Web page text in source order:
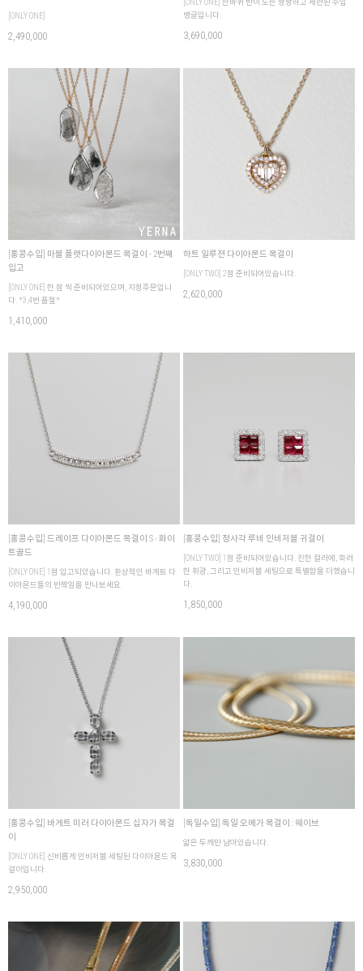
[ONLY ONE]
2,490,000
[ONLY ONE] 한바퀴 반이 도는 짱짱하고 세련된 수입
뱅글입니다.
3,690,000
[홍콩수입] 마블 플랫다이아몬드 목걸이 - 2번째
입고
[ONLY ONE] 한 점 씩 준비되어있으며, 지정주문입니
다. *3,4번 품절*
1,410,000
하트 일루젼 다이아몬드 목걸이
[ONLY TWO] 2점 준비되어있습니다.
2,620,000
[홍콩수입] 드레이프 다이아몬드 목걸이 S - 화이
트골드
[ONLY ONE] 1점 입고되었습니다. 환상적인 바게트 다
이아몬드들의 반짝임을 만나보세요.
4,190,000
[홍콩수입] 정사각 루비 인비저블 귀걸이
[ONLY TWO] 1점 준비되어있습니다. 진한 컬러에, 화려
한 휘광, 그리고 인비저블 세팅으로 특별함을 더했습니
다.
1,850,000
[홍콩수입] 바게트 미러 다이아몬드 십자가 목걸
이
[ONLY ONE] 신비롭게 인비저블 세팅된 다이아몬드 목
걸이입니다.
2,950,000
[독일수입] 독일 오메가 목걸이 : 웨이브
얇은 두께만 남아있습니다.
3,830,000